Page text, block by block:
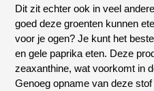
Dit zit echter ook in veel
goed deze groenten kunnen
voor je ogen? Je kunt het
en gele paprika eten. Deze
zeaxanthine, wat voorkomt in
Genoeg opname van deze